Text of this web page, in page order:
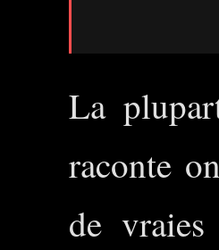
La
raconte
de vraies